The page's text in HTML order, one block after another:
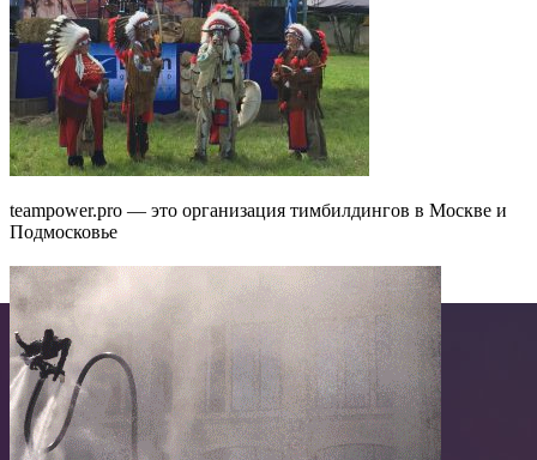
teampower.pro — это организация тимбилдингов в Москве и
Подмосковье